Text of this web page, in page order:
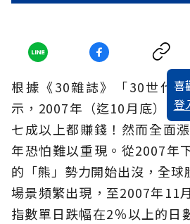
喜
登
根據《30雜誌》「30世代
示，2007年（迄10月底）敢
七成以上都賺錢！然而全面
年恐怕難以重現。從2007年
的「熊」勢力開始出沒，全
場景頻繁出現，至2007年11
指數單日跌幅在2％以上的日